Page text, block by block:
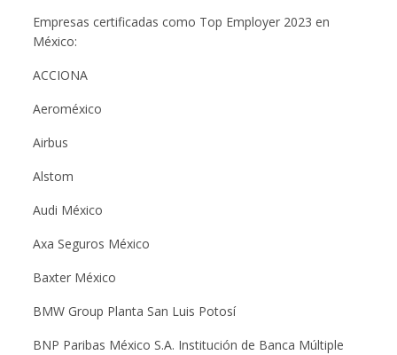
Empresas certificadas como Top Employer 2023 en
México:
ACCIONA
Aeroméxico
Airbus
Alstom
Audi México
Axa Seguros México
Baxter México
BMW Group Planta San Luis Potosí
BNP Paribas México S.A. Institución de Banca Múltiple